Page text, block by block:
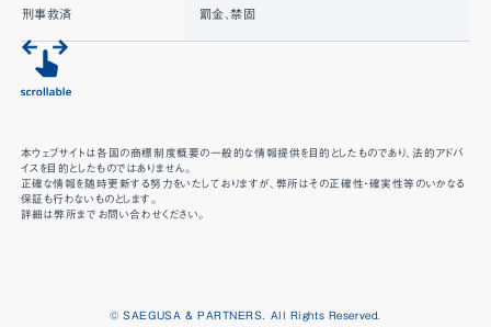
刑事救済 罰金、禁固
本ウェブサイトは各国の商標制度概要の一般的な情報提供を目的としたものであり、法的アドバ
イスを目的としたものではありません。
正確な情報を随時更新する努力をいたしておりますが、弊所はその正確性・確実性等のいかなる
保証も行わないものとします。
詳細は弊所までお問い合わせください。
© SAEGUSA & PARTNERS. All Rights Reserved.